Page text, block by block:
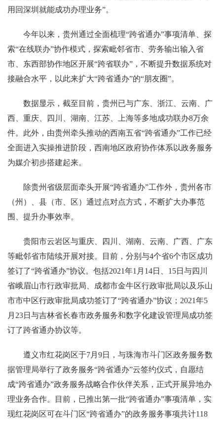
用回深圳就能成功办理业务”。
今年以来，贵州通过全面梳理“跨省通办”事项清单、探
索“在线联办”协作模式，探索毗邻省市、劳务输出输入省
市、东西部协作地区开展“跨省联办”，不断提升数据系统对
接融合水平，以此来扩大“跨省通办”的“朋友圈”。
数据显示，截至目前，贵州已与广东、浙江、云南、广
西、重庆、四川、湖南、江苏、上海等多地成功联办8万余
件。此外，由贵州牵头推动的西南五省“跨省通办”工作已经
全面进入实操推进阶段，西南地区政府协作体系以政务服务
为媒介初步搭建起来。
除贵州省级层面牵头开展“跨省通办”工作外，贵州各市
（州）、县（市、区）通过点对点方式，不断扩大办事范
围、提升办事效率。
贵阳市云岩区与重庆、四川、湖南、云南、广西、广东
等毗邻省市陆续开展对接。目前，分别与4个省6个市区成功
签订了“跨省通办”协议。包括2021年1月14日、15日与四川
省峨眉山市行政审批局、成都市金牛区行政审批局以及乐山
市市中区行政审批局成功签订了“跨省通办”协议；2021年5
月23日与吉林省长春市政务服务和数字化建设管理局成功签
订了跨省通办协议等。
遵义市红花岗区于7月9日，与珠海市斗门区政务服务数
据管理局举行了政务服务“跨省通办”云签约仪式，自愿结
成“跨省通办”政务服务战略合作伙伴关系，正式开展异地办
理业务合作。目前，已推出第一批“跨省通办”事项清单，实
现红花岗区可在斗门区“跨省通办”的政务服务事项共计118